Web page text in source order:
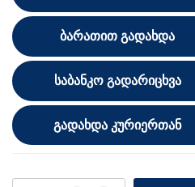
ᲑᲐᲠᲐᲗᲘᲗ ᲒᲐᲓᲐᲮᲓᲐ
ᲡᲐᲑᲐᲜᲙᲝ ᲒᲐᲓᲐᲠᲘᲪᲮᲕᲐ
ᲒᲐᲓᲐᲮᲓᲐ ᲙᲣᲠᲘᲔᲠᲗᲐᲜ